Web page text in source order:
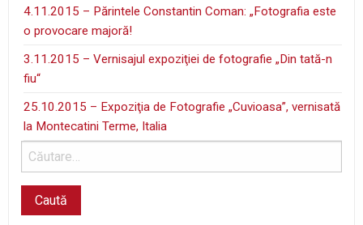
4.11.2015 – Părintele Constantin Coman: „Fotografia este
o provocare majoră!
3.11.2015 – Vernisajul expoziţiei de fotografie „Din tată-n
fiu“
25.10.2015 – Expoziţia de Fotografie „Cuvioasa”, vernisată
la Montecatini Terme, Italia